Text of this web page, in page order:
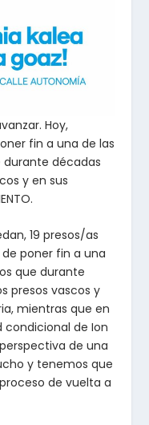
Hoy,
fin a una de las
durante décadas
y en sus
19 presos/as
poner fin a una
que durante
presos vascos y
mientras que en
condicional de Ion
de una
y tenemos que
de vuelta a